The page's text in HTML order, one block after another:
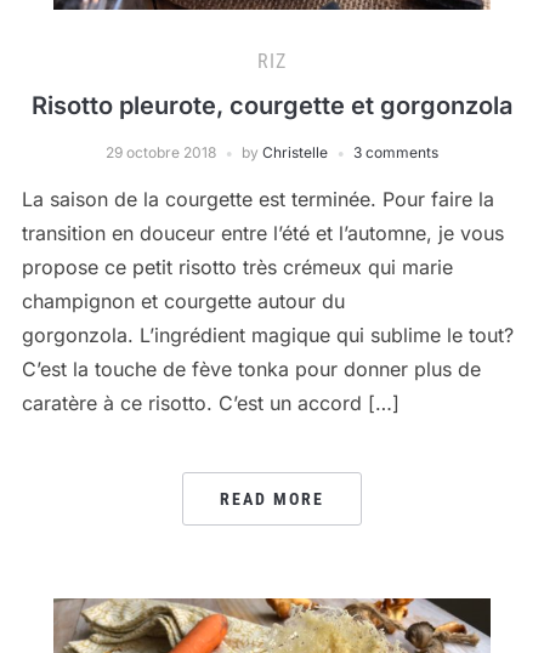
RIZ
Risotto pleurote, courgette et gorgonzola
29 octobre 2018 by Christelle 3 comments
La saison de la courgette est terminée. Pour faire la
transition en douceur entre l’été et l’automne, je vous
propose ce petit risotto très crémeux qui marie
champignon et courgette autour du
gorgonzola. L’ingrédient magique qui sublime le tout?
C’est la touche de fève tonka pour donner plus de
caratère à ce risotto. C’est un accord […]
READ MORE